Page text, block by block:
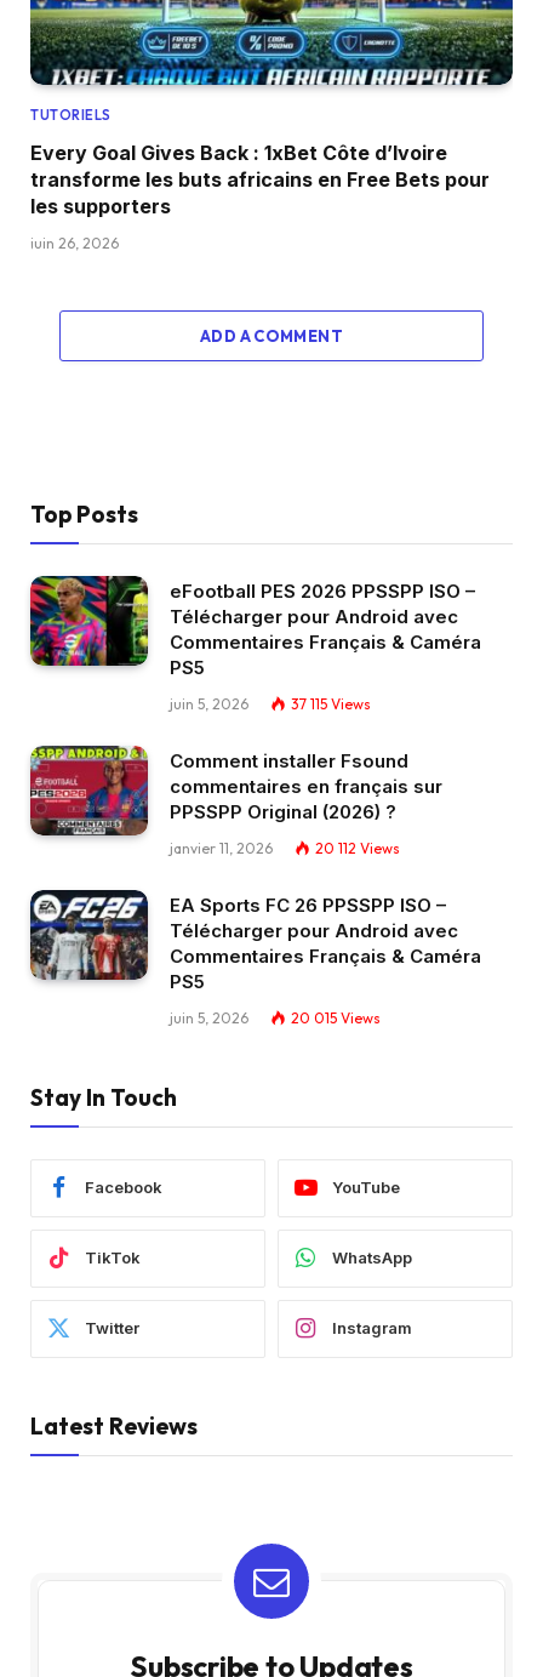
TUTORIELS
Every Goal Gives Back : 1xBet Côte d’Ivoire
transforme les buts africains en Free Bets pour
les supporters
juin 26, 2026
ADD A COMMENT
Top Posts
eFootball PES 2026 PPSSPP ISO –
Télécharger pour Android avec
Commentaires Français & Caméra
PS5
juin 5, 2026 37 115 Views
Comment installer Fsound
commentaires en français sur
PPSSPP Original (2026) ?
janvier 11, 2026 20 112 Views
EA Sports FC 26 PPSSPP ISO –
Télécharger pour Android avec
Commentaires Français & Caméra
PS5
juin 5, 2026 20 015 Views
Stay In Touch
Facebook YouTube
TikTok WhatsApp
Twitter Instagram
Latest Reviews
Subscribe to Updates